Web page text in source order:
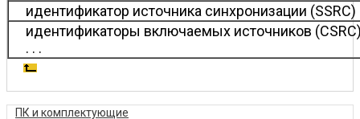
идентификатор источника синхронизации (SSRC)
идентификаторы включаемых источников
. . .
ПК и комплектующие